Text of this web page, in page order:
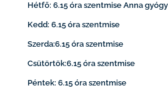
Hétfő: 6.15 óra szentmise Anna
Kedd: 6.15 óra szentmise
Szerda:6.15 óra szentmise
Csütörtök:6.15 óra szentmise
Péntek: 6.15 óra szentmise